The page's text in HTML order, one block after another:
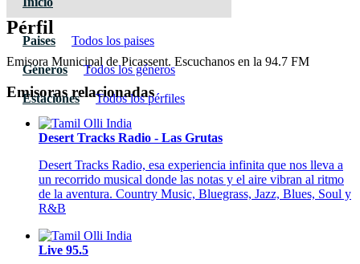
Paises Todos los paises
Géneros Todos los géneros
Estaciones Todos los pérfiles
Pérfil
Emisora Municipal de Picassent. Escuchanos en la 94.7 FM
Emisoras relacionadas
Desert Tracks Radio - Las Grutas
Desert Tracks Radio, esa experiencia infinita que nos lleva a
un recorrido musical donde las notas y el aire vibran al ritmo
de la aventura. Country Music, Bluegrass, Jazz, Blues, Soul y
R&B
Live 95.5